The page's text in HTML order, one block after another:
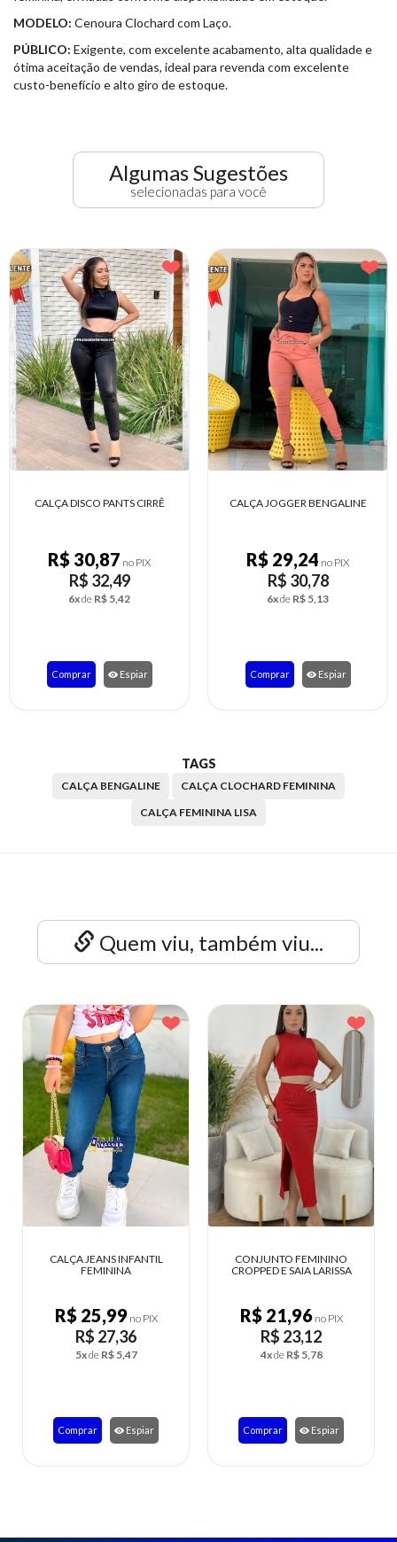
MODELO: Cenoura Clochard com Laço.
PÚBLICO: Exigente, com excelente acabamento, alta qualidade e
ótima aceitação de vendas, ideal para revenda com excelente
custo-benefício e alto giro de estoque.
Algumas Sugestões
selecionadas para você
CALÇA JOGGER BENGALINE
R$ 29,24
R$ 30,78
6xdeR$ 5,13
Comprar
CALÇA BENGALINE COM
R$ 29,24
R$ 30,78
6xdeR$ 5,13
Comprar
TAGS
CALÇA BENGALINE
CALÇA CLOCHARD FEMININA
CALÇA FEMININA LISA
Quem viu, também viu...
CONJUNTO FEMININO
CROPPED E SAIA LARISSA
R$ 21,96
Comprar
CALÇA CLOCHARD
R$ 29,24
Comprar